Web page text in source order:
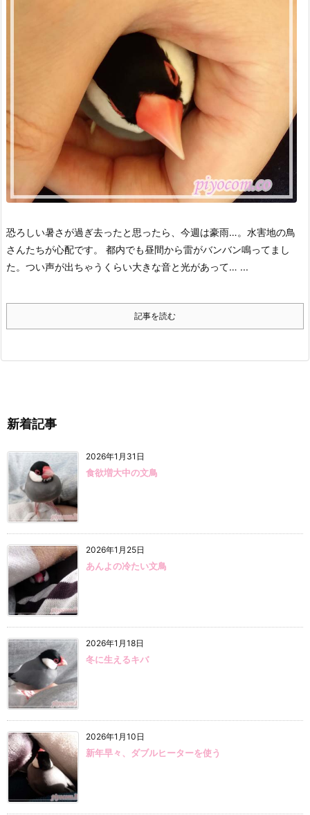
恐ろしい暑さが過ぎ去ったと思ったら、今週は豪雨…。 水害地の鳥
さんたちが心配です。
都内でも昼間から雷がバンバン鳴ってまし
た。 つい声が出ちゃうくらい大きな音と光があって… ...
記事を読む
新着記事
2026年1月31日
食欲増大中の文鳥
2026年1月25日
あんよの冷たい文鳥
2026年1月18日
冬に生えるキバ
2026年1月10日
新年早々、ダブルヒーターを使う